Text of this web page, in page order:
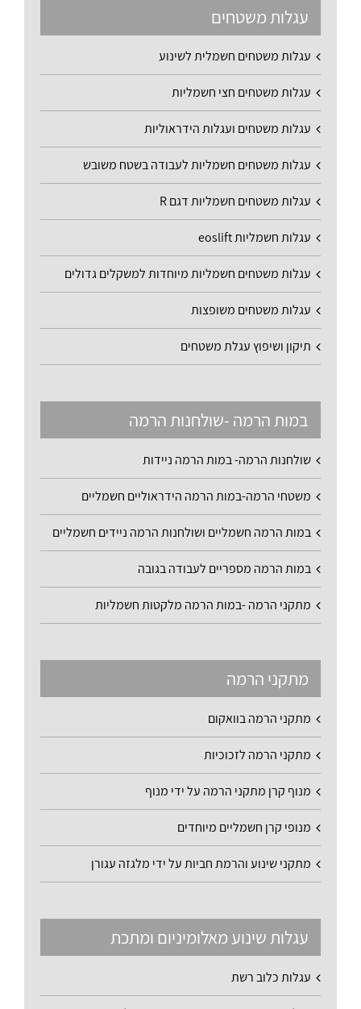
עגלות משטחים
עגלות משטחים חשמלית לשינוע
עגלות משטחים חצי חשמליות
עגלות משטחים ועגלות הידראוליות
עגלות משטחים חשמליות לעבודה בשטח משובש
עגלות משטחים חשמליות דגם R
עגלות חשמליות eoslift
עגלות משטחים חשמליות מיוחדות למשקלים גדולים
עגלות משטחים משופצות
תיקון ושיפוץ עגלת משטחים
במות הרמה -שולחנות הרמה
שולחנות הרמה- במות הרמה ניידות
משטחי הרמה-במות הרמה הידראוליים חשמליים
במות הרמה חשמליים ושולחנות הרמה ניידים חשמליים
במות הרמה מספריים לעבודה בגובה
מתקני הרמה -במות הרמה מלקטות חשמליות
מתקני הרמה
מתקני הרמה בוואקום
מתקני הרמה לזכוכיות
מנוף קרן מתקני הרמה על ידי מנוף
מנופי קרן חשמליים מיוחדים
מתקני שינוע והרמת חביות על ידי מלגזה עגורן
עגלות שינוע מאלומיניום ומתכת
עגלות כלוב רשת